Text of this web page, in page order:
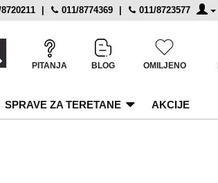
| 011/8774369 | 011/8723577
PITANJA BLOG OMILJENO
SPRAVE ZA TERETANE AKCIJE